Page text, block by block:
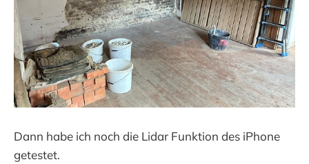
Dann habe ich noch die Lidar Funktion des iPhone
getestet.